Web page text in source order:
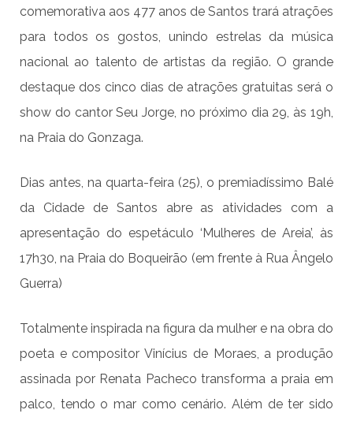
comemorativa aos 477 anos de Santos trará atrações
para todos os gostos, unindo estrelas da música
nacional ao talento de artistas da região. O grande
destaque dos cinco dias de atrações gratuitas será o
show do cantor Seu Jorge, no próximo dia 29, às 19h,
na Praia do Gonzaga.
Dias antes, na quarta-feira (25), o premiadíssimo Balé
da Cidade de Santos abre as atividades com a
apresentação do espetáculo ‘Mulheres de Areia’, às
17h30, na Praia do Boqueirão (em frente à Rua Ângelo
Guerra)
Totalmente inspirada na figura da mulher e na obra do
poeta e compositor Vinícius de Moraes, a produção
assinada por Renata Pacheco transforma a praia em
palco, tendo o mar como cenário. Além de ter sido